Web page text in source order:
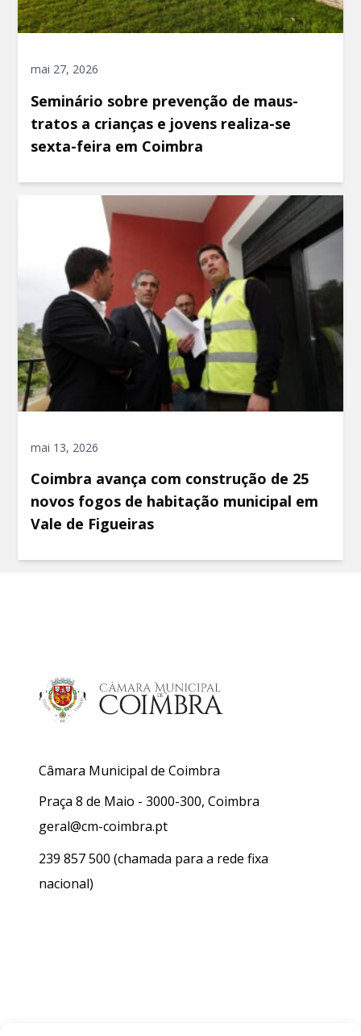
mai 27, 2026
Seminário sobre prevenção de maus-
tratos a crianças e jovens realiza-se
sexta-feira em Coimbra
mai 13, 2026
Coimbra avança com construção de 25
novos fogos de habitação municipal em
Vale de Figueiras
Câmara Municipal de Coimbra
Praça 8 de Maio - 3000-300, Coimbra
geral@cm-coimbra.pt
239 857 500 (chamada para a rede fixa
nacional)